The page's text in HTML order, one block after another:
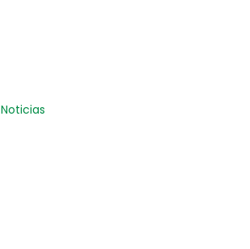
Noticias